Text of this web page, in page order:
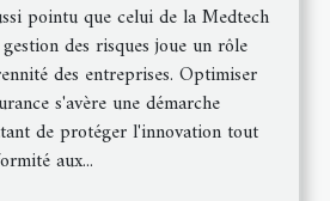
pointu que celui de la Medtech
des risques joue un rôle
des entreprises. Optimiser
s'avère une démarche
de protéger l'innovation tout
aux...